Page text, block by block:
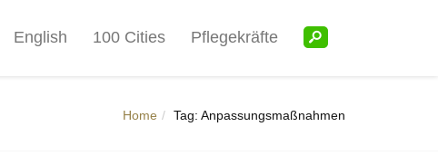
English 100 Cities Pflegekräfte
Home Tag: Anpassungsmaßnahmen